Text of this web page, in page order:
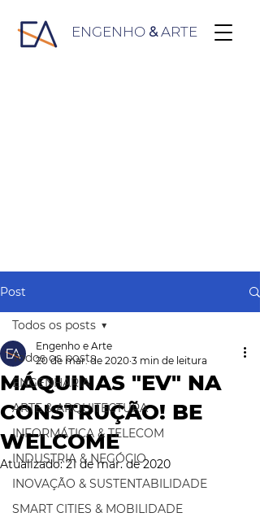
ENGENHO &ARTE
Post
Todos os posts
ENGENHARIA
ARTE & ARQUITECTURA
INFORMÁTICA & TELECOM
INDUSTRIA & NEGÓCIO
INOVAÇÃO & SUSTENTABILIDADE
SMART CITIES & MOBILIDADE
Todos os posts
MÁQUINAS "EV" NA
CONSTRUÇÃO! BE
WELCOME
Engenho e Arte
20 de mar. de 2020 3 min de leitura
Atualizado:21 de mar. de 2020